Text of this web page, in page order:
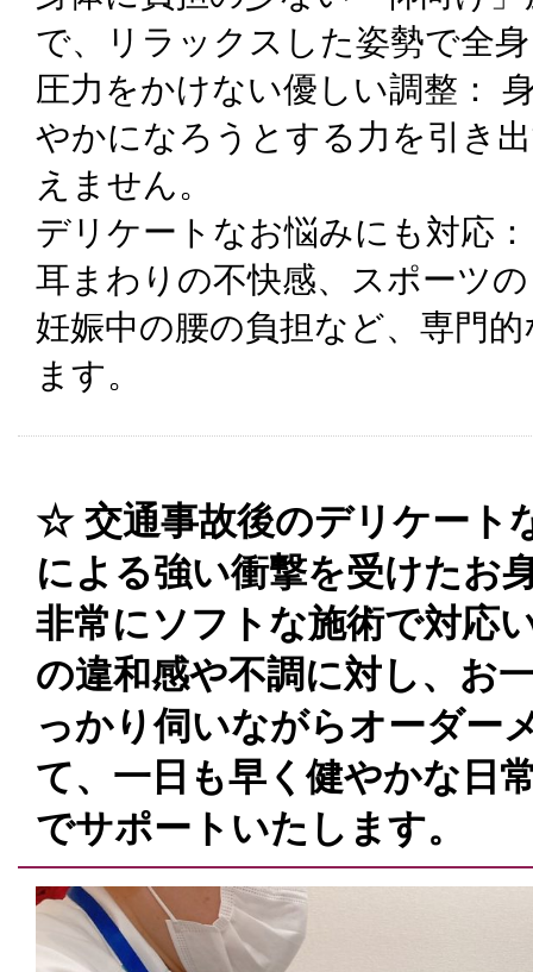
で、リラックスした姿勢で全
圧力をかけない優しい調整：
やかになろうとする力を引き
えません。
デリケートなお悩みにも対応
耳まわりの不快感、スポーツ
妊娠中の腰の負担など、専門
ます。
☆ 交通事故後のデリケート
による強い衝撃を受けたお
非常にソフトな施術で対応
の違和感や不調に対し、お
っかり伺いながらオーダー
て、一日も早く健やかな日
でサポートいたします。